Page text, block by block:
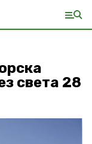
света 28